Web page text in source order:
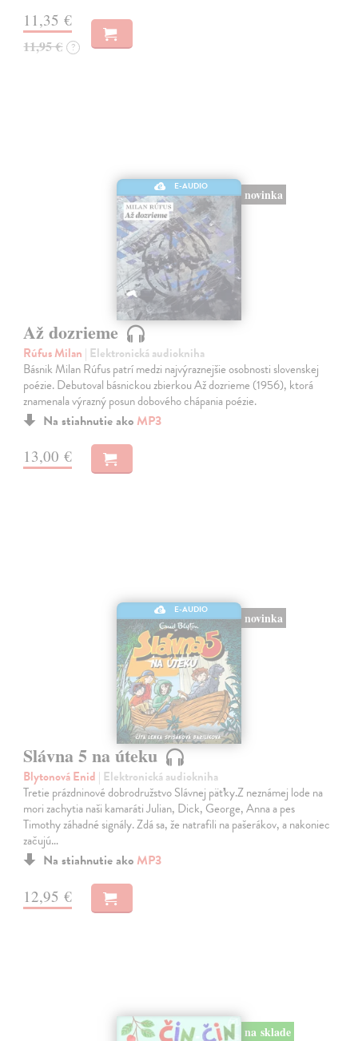
11,35 €
11,95 € ?
E-AUDIO
novinka
Až dozrieme
Rúfus Milan | Elektronická audiokniha
Básnik Milan Rúfus patrí medzi najvýraznejšie osobnosti slovenskej
poézie. Debutoval básnickou zbierkou Až dozrieme (1956), ktorá
znamenala výrazný posun dobového chápania poézie.
Na stiahnutie ako MP3
13,00 €
E-AUDIO
novinka
Slávna 5 na úteku
Blytonová Enid | Elektronická audiokniha
Tretie prázdninové dobrodružstvo Slávnej päťky.Z neznámej lode na
mori zachytia naši kamaráti Julian, Dick, George, Anna a pes
Timothy záhadné signály. Zdá sa, že natrafili na pašerákov, a nakoniec
začujú…
Na stiahnutie ako MP3
12,95 €
na sklade